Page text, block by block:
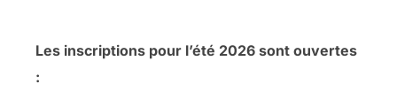
Les inscriptions pour l’été 2026 sont ouvertes
: